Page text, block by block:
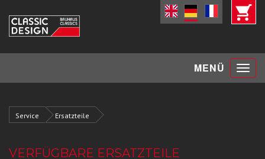
MENÜ Toggle
Service Ersatzteile
VERFÜGBARE ERSATZTEILE